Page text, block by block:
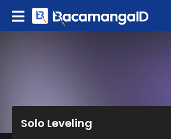
Solo Leveling